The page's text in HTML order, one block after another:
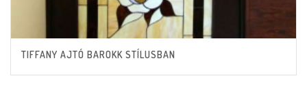
TIFFANY AJTÓ BAROKK STÍLUSBAN